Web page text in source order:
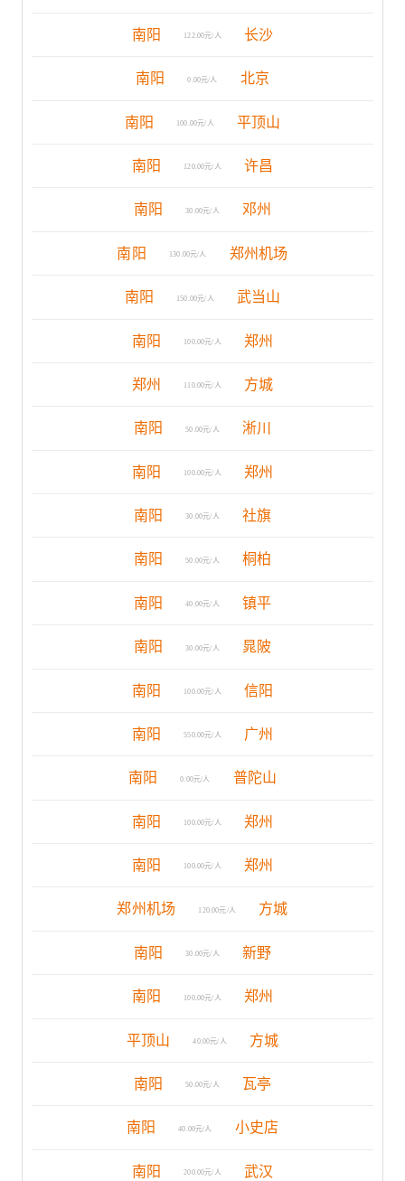
南阳 122.00元/人 长沙
南阳 0.00元/人 北京
南阳 100.00元/人 平顶山
南阳 120.00元/人 许昌
南阳 30.00元/人 邓州
南阳 130.00元/人 郑州机场
南阳 150.00元/人 武当山
南阳 100.00元/人 郑州
郑州 110.00元/人 方城
南阳 50.00元/人 淅川
南阳 100.00元/人 郑州
南阳 30.00元/人 社旗
南阳 50.00元/人 桐柏
南阳 40.00元/人 镇平
南阳 30.00元/人 晁陂
南阳 100.00元/人 信阳
南阳 550.00元/人 广州
南阳 0.00元/人 普陀山
南阳 100.00元/人 郑州
南阳 100.00元/人 郑州
郑州机场 120.00元/人 方城
南阳 30.00元/人 新野
南阳 100.00元/人 郑州
平顶山 40.00元/人 方城
南阳 50.00元/人 瓦亭
南阳 40.00元/人 小史店
南阳 200.00元/人 武汉